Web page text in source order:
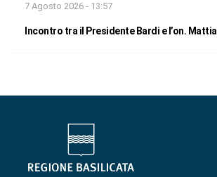
7 Agosto 2026 - 13:57
Incontro tra il Presidente Bardi e l’on. Mattia